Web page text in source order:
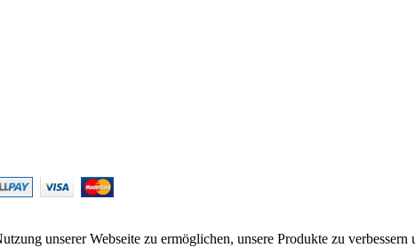
unserer Webseite zu ermöglichen, unsere Produkte zu